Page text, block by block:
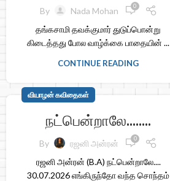
By Nada Mohan 0
தங்கசாமி தவக்குமார் துடுப்பொன்று
கிடைத்தது போல வாழ்க்கை பாதையின் ...
CONTINUE READING
வியாழன் கவிதைகள்
நட்பென்றாலே……..
By ரஜனி அன்ரன் 0
ரஜனி அன்ரன் (B.A) நட்பென்றாலே....
30.07.2026 எங்கிருந்தோ வந்த சொந்தம்